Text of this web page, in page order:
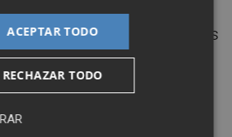
por Facsa, una
adjudicaciones por más
euros de, precisamente,
es una de las que está
en el sumario del caso
del juicio, como el del
ACEPTAR TODO
RECHAZAR TODO